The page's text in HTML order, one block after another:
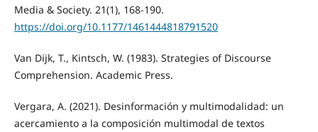
Media & Society. 21(1), 168-190.
https://doi.org/10.1177/1461444818791520
Van Dijk, T., Kintsch, W. (1983). Strategies of Discourse
Comprehension. Academic Press.
Vergara, A. (2021). Desinformación y multimodalidad: un
acercamiento a la composición multimodal de textos